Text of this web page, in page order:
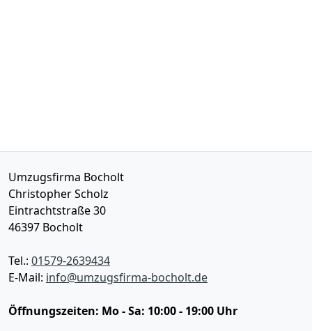
Umzugsfirma Bocholt
Christopher Scholz
Eintrachtstraße 30
46397 Bocholt
Tel.: 01579-2639434
E-Mail: info@umzugsfirma-bocholt.de
Öffnungszeiten: Mo - Sa: 10:00 - 19:00 Uhr